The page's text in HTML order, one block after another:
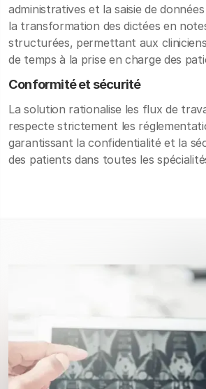
administratives et la saisie de
la transformation des dictées en
structurées, permettant aux
de temps à la prise en charge des
Conformité et sécurité
La solution rationalise les flux de
respecte strictement les
garantissant la confidentialité et la
des patients dans toutes les